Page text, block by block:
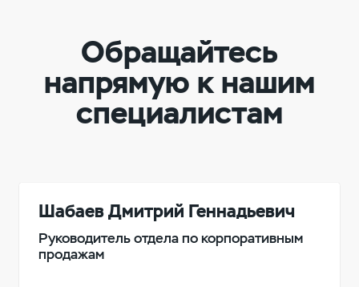
Обращайтесь
напрямую к нашим
специалистам
Шабаев Дмитрий Геннадьевич
Руководитель отдела по корпоративным
продажам